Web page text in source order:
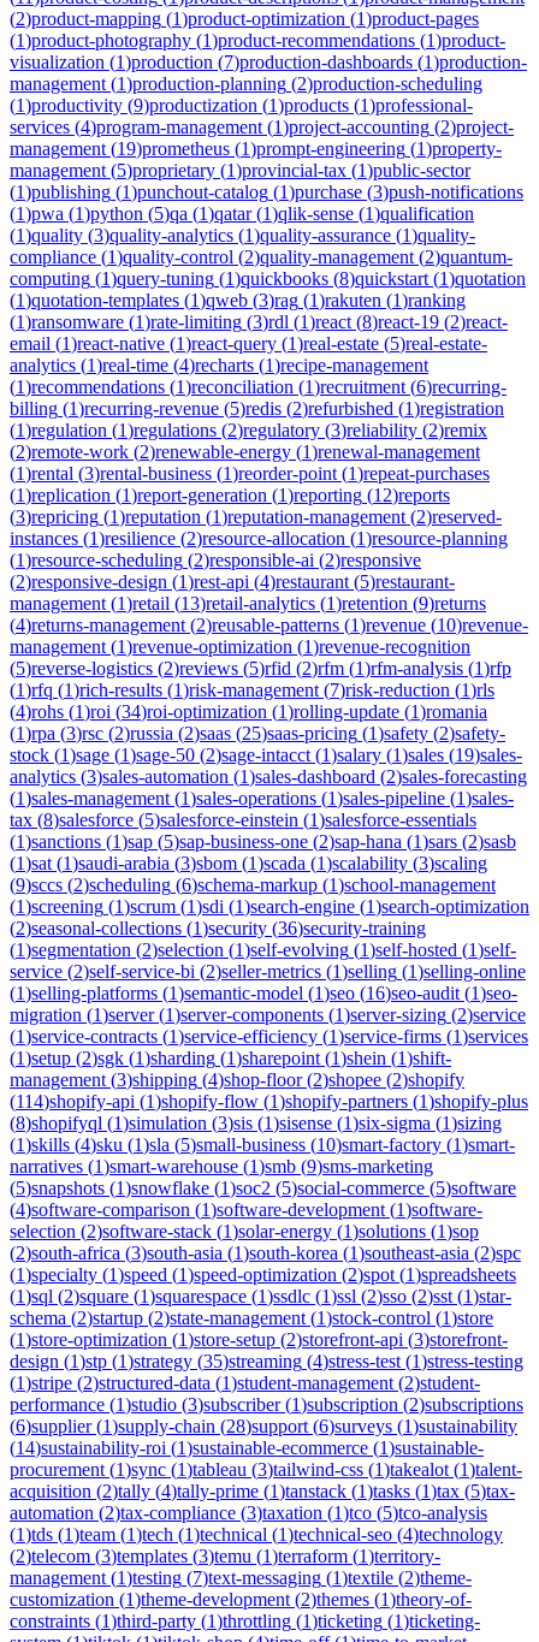
(2)product-mapping (1)product-optimization (1)product-pages
(1)product-photography (1)product-recommendations (1)product-
visualization (1)production (7)production-dashboards (1)production-
management (1)production-planning (2)production-scheduling
(1)productivity (9)productization (1)products (1)professional-
services (4)program-management (1)project-accounting (2)project-
management (19)prometheus (1)prompt-engineering (1)property-
management (5)proprietary (1)provincial-tax (1)public-sector
(1)publishing (1)punchout-catalog (1)purchase (3)push-notifications
(1)pwa (1)python (5)qa (1)qatar(1)qlik-sense (1)qualification
(1)quality (3)quality-analytics (1)quality-assurance (1)quality-
compliance (1)quality-control (2)quality-management (2)quantum-
computing (1)query-tuning (1)quickbooks (8)quickstart (1)quotation
(1)quotation-templates (1)qweb (3)rag (1)rakuten (1)ranking
(1)ransomware (1)rate-limiting (3)rdl (1)react (8)react-19 (2)react-
email (1)react-native (1)react-query (1)real-estate (5)real-estate-
analytics (1)real-time (4)recharts (1)recipe-management
(1)recommendations (1)reconciliation (1)recruitment (6)recurring-
billing (1)recurring-revenue (5)redis (2)refurbished (1)registration
(1)regulation (1)regulations (2)regulatory (3)reliability (2)remix
(2)remote-work (2)renewable-energy (1)renewal-management
(1)rental (3)rental-business (1)reorder-point (1)repeat-purchases
(1)replication (1)report-generation (1)reporting (12)reports
(3)repricing (1)reputation (1)reputation-management (2)reserved-
instances (1)resilience (2)resource-allocation (1)resource-planning
(1)resource-scheduling (2)responsible-ai (2)responsive
(2)responsive-design (1)rest-api (4)restaurant (5)restaurant-
management (1)retail (13)retail-analytics (1)retention (9)returns
(4)returns-management (2)reusable-patterns (1)revenue (10)revenue-
management (1)revenue-optimization (1)revenue-recognition
(5)reverse-logistics (2)reviews (5)rfid (2)rfm (1)rfm-analysis (1)rfp
(1)rfq (1)rich-results (1)risk-management (7)risk-reduction (1)rls
(4)rohs (1)roi (34)roi-optimization (1)rolling-update (1)romania
(1)rpa (3)rsc (2)russia (2)saas (25)saas-pricing (1)safety (2)safety-
stock (1)sage (1)sage-50 (2)sage-intacct (1)salary (1)sales (19)sales-
analytics (3)sales-automation (1)sales-dashboard (2)sales-forecasting
(1)sales-management (1)sales-operations (1)sales-pipeline (1)sales-
tax (8)salesforce (5)salesforce-einstein (1)salesforce-essentials
(1)sanctions (1)sap (5)sap-business-one (2)sap-hana (1)sars (2)sasb
(1)sat (1)saudi-arabia (3)sbom (1)scada (1)scalability (3)scaling
(9)sccs (2)scheduling (6)schema-markup (1)school-management
(1)screening (1)scrum (1)sdi (1)search-engine (1)search-optimization
(2)seasonal-collections (1)security (36)security-training
(1)segmentation (2)selection (1)self-evolving (1)self-hosted (1)self-
service (2)self-service-bi (2)seller-metrics (1)selling (1)selling-online
(1)selling-platforms (1)semantic-model (1)seo (16)seo-audit (1)seo-
migration (1)server(1)server-components (1)server-sizing (2)service
(1)service-contracts (1)service-efficiency (1)service-firms (1)services
(1)setup (2)sgk (1)sharding (1)sharepoint (1)shein (1)shift-
management (3)shipping (4)shop-floor(2)shopee (2)shopify
(114)shopify-api (1)shopify-flow (1)shopify-partners (1)shopify-plus
(8)shopifyql (1)simulation (3)sis (1)sisense (1)six-sigma (1)sizing
(1)skills (4)sku (1)sla (5)small-business (10)smart-factory (1)smart-
narratives (1)smart-warehouse (1)smb (9)sms-marketing
(5)snapshots (1)snowflake (1)soc2 (5)social-commerce (5)software
(4)software-comparison (1)software-development (1)software-
selection (2)software-stack (1)solar-energy (1)solutions (1)sop
(2)south-africa (3)south-asia (1)south-korea (1)southeast-asia (2)spc
(1)specialty (1)speed (1)speed-optimization (2)spot (1)spreadsheets
(1)sql (2)square (1)squarespace (1)ssdlc (1)ssl (2)sso (2)sst (1)star-
schema (2)startup (2)state-management (1)stock-control (1)store
(1)store-optimization (1)store-setup (2)storefront-api (3)storefront-
design (1)stp (1)strategy (35)streaming (4)stress-test (1)stress-testing
(1)stripe (2)structured-data (1)student-management (2)student-
performance (1)studio (3)subscriber(1)subscription (2)subscriptions
(6)supplier(1)supply-chain (28)support (6)surveys (1)sustainability
(14)sustainability-roi (1)sustainable-ecommerce (1)sustainable-
procurement (1)sync (1)tableau (3)tailwind-css (1)takealot (1)talent-
acquisition (2)tally (4)tally-prime (1)tanstack (1)tasks (1)tax (5)tax-
automation (2)tax-compliance (3)taxation (1)tco (5)tco-analysis
(1)tds (1)team (1)tech (1)technical (1)technical-seo (4)technology
(2)telecom (3)templates (3)temu (1)terraform (1)territory-
management (1)testing (7)text-messaging (1)textile (2)theme-
customization (1)theme-development (2)themes (1)theory-of-
constraints (1)third-party (1)throttling (1)ticketing (1)ticketing-